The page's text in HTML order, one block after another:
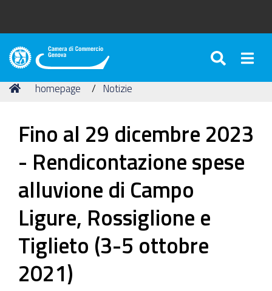
Camera
Commercio
Tu
Home
homepage Notizie
Fino al 29 dicembre 2023
- Rendicontazione spese
alluvione di Campo
Ligure, Rossiglione e
Tiglieto (3-5 ottobre
2021)